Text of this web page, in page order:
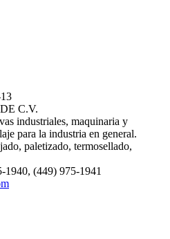
C.V.
industriales, maquinaria y
para la industria en general.
paletizado, termosellado,
1940, (449) 975-1941